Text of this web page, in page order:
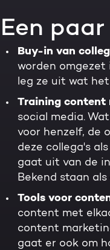
Een
Buy-in van
worden omgezet
leg ze uit wat
Training content
social media.
voor henzelf, de
deze collega's
gaat uit van de
Bekend staan
Tools voor
content met
content
gaat er ook om